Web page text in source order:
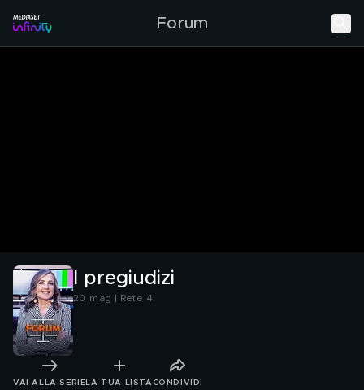
Forum
I pregiudizi
20 mag | Rete 4
VAI ALLA SERIE LA TUA LISTA CONDIVIDI